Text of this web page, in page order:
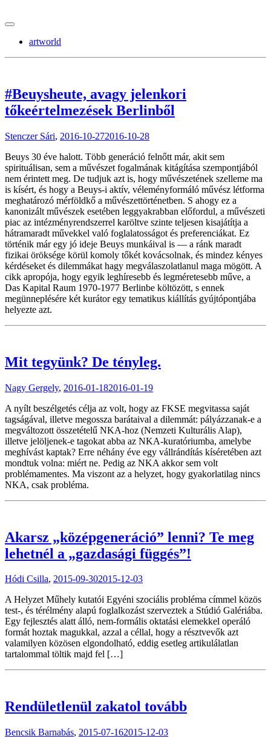
artworld
#Beuysheute, avagy jelenkori
tőkeértelmezések Berlinből
Stenczer Sári, 2016-10-272016-10-28
Beuys 30 éve halott. Több generáció felnőtt már, akit sem
spirituálisan, sem a művészet fogalmának kitágítása szempontjából
nem érintett meg. De tudjuk azt is, hogy művészetének szelleme ma
is kísért, és hogy a Beuys-i aktív, véleményformáló művész létforma
meghatározó mérföldkő a művészettörténetben. S ahogy ez a
kanonizált művészek esetében leggyakrabban előfordul, a művészeti
piac az intézményrendszerrel karöltve szinte teljesen kisajátítja a
hátramaradt művekkel való foglalatosságot és preferenciákat. Ez
történik már egy jó ideje Beuys munkáival is — a ránk maradt
fizikai öröksége körül komoly tőkét kovácsolnak, és mindez kényes
kérdéseket és dilemmákat hagy megválaszolatlanul maga mögött. A
cikk apropója, hogy egyik leghíresebb és legméretesebb műve, a
Das Kapital Raum 1970-1977 Berlinbe költözött, s ennek
megünneplésére két kurátor egy tematikus kiállítás gyújtópontjába
helyezte azt.
Mit tegyünk? De tényleg.
Nagy Gergely, 2016-01-182016-01-19
A nyílt beszélgetés célja az volt, hogy az FKSE megvitassa saját
tagságával, illetve megossza barátaival a dilemmát: pályázzanak-e a
megváltozott összetételű NKA-hoz (Nemzeti Kulturális Alap),
illetve jelöljenek-e tagokat abba az NKA-kuratóriumba, amelybe
meghívást kaptak? Erre néhány éve egy vállrándítás kíséretében azt
mondtuk volna: miért ne. Pedig az NKA akkor sem volt
problémamentes. Ma viszont az a helyzet, hogy gyakorlatilag nincs
NKA, csak probléma.
Akarsz „középgeneráció” lenni? Te meg
lehetnél a „gazdasági függés”!
Hódi Csilla, 2015-09-302015-12-03
A Helyzet Műhely kutatói Egyéni szociális probléma címmel közös
test-, és térélmény alapú foglalkozást szerveztek a Stúdió Galériába.
Egy fejlesztés alatt álló, nem-formális oktatási elemekkel operáló
formát hoztak magukkal, azzal a céllal, hogy a résztvevők azt
valamilyen közösen elgondolható, eddig esetleg artikulálatlan
tartalommal töltik majd fel […]
Rendületlenül zakatol tovább
Bencsik Barnabás, 2015-07-162015-12-03